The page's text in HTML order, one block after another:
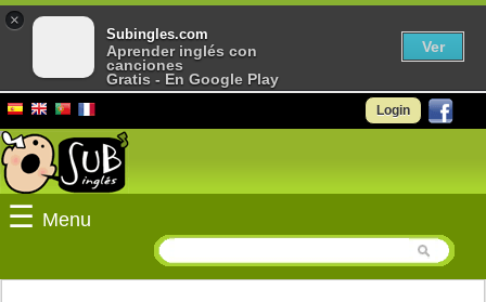
Login
☰ Menu
×
Subingles.com
Aprender inglés con
canciones
Gratis - En Google Play
Ver